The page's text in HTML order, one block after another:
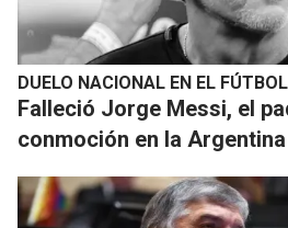
DUELO NACIONAL EN EL FÚTBOL
Falleció Jorge Messi, el
conmoción en la